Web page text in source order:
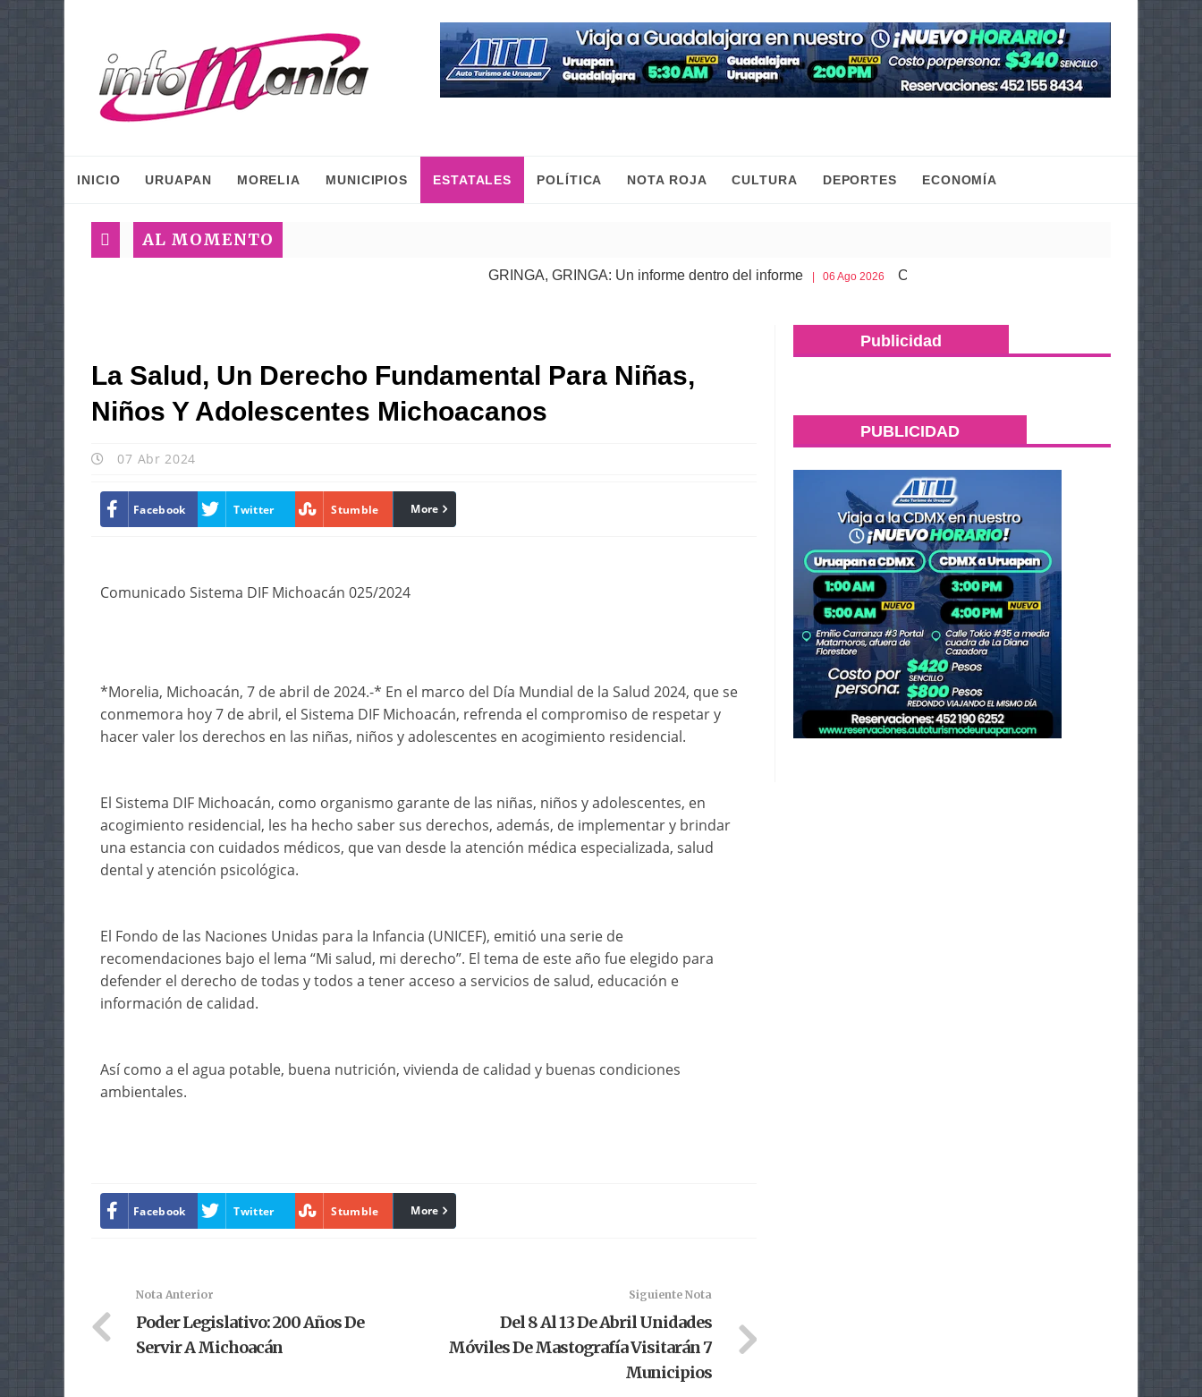
INICIO URUAPAN MORELIA MUNICIPIOS ESTATALES POLÍTICA NOTA ROJA CULTURA DEPORTES ECONOMÍA
AL MOMENTO
GRINGA, GRINGA: Un informe dentro del informe | 06 Ago 2026 Cobaem ofrece bachillerato sabatino para mayores de
La Salud, Un Derecho Fundamental Para Niñas,
Niños Y Adolescentes Michoacanos
07 Abr 2024
Facebook Twitter Stumble linkedin
More
Comunicado Sistema DIF Michoacán 025/2024
*Morelia, Michoacán, 7 de abril de 2024.-* En el marco del Día Mundial de la Salud 2024, que se
conmemora hoy 7 de abril, el Sistema DIF Michoacán, refrenda el compromiso de respetar y
hacer valer los derechos en las niñas, niños y adolescentes en acogimiento residencial.
El Sistema DIF Michoacán, como organismo garante de las niñas, niños y adolescentes, en
acogimiento residencial, les ha hecho saber sus derechos, además, de implementar y brindar
una estancia con cuidados médicos, que van desde la atención médica especializada, salud
dental y atención psicológica.
El Fondo de las Naciones Unidas para la Infancia (UNICEF), emitió una serie de
recomendaciones bajo el lema “Mi salud, mi derecho”. El tema de este año fue elegido para
defender el derecho de todas y todos a tener acceso a servicios de salud, educación e
información de calidad.
Así como a el agua potable, buena nutrición, vivienda de calidad y buenas condiciones
ambientales.
Facebook Twitter Stumble linkedin
More
Nota Anterior
Poder Legislativo: 200 Años De
Servir A Michoacán
Siguiente Nota
Del 8 Al 13 De Abril Unidades
Móviles De Mastografía Visitarán 7
Municipios
Publicidad
PUBLICIDAD